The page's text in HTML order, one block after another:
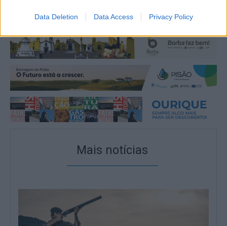
Data Deletion Data Access Privacy Policy
Mais notícias